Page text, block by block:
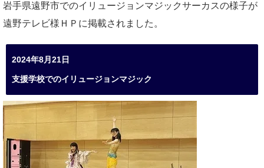
岩手県遠野市でのイリュージョンマジックサーカスの様子が
遠野テレビ様ＨＰに掲載されました。
2024年8月21日
支援学校でのイリュージョンマジック